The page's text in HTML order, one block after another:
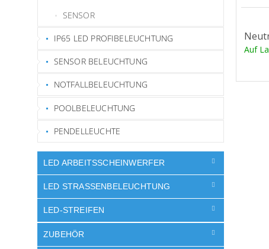
SENSOR
IP65 LED PROFIBELEUCHTUNG
SENSOR BELEUCHTUNG
NOTFALLBELEUCHTUNG
POOLBELEUCHTUNG
PENDELLEUCHTE
LED ARBEITSSCHEINWERFER
LED STRASSENBELEUCHTUNG
LED-STREIFEN
ZUBEHÖR
Auf